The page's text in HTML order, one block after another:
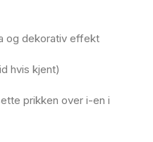
og dekorativ effekt
hvis kjent)
prikken over i-en i